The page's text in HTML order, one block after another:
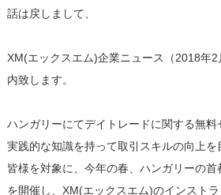
話は戻しまして、
XM(エックスエム)企業ニュース（2018年
内致します。
ハンガリーにてデイトレードに関する無料
実践的な知識を持って取引スキルの向上
皆様を対象に、今年の春、ハンガリーの
を開催し、XM(エックスエム)のインスト